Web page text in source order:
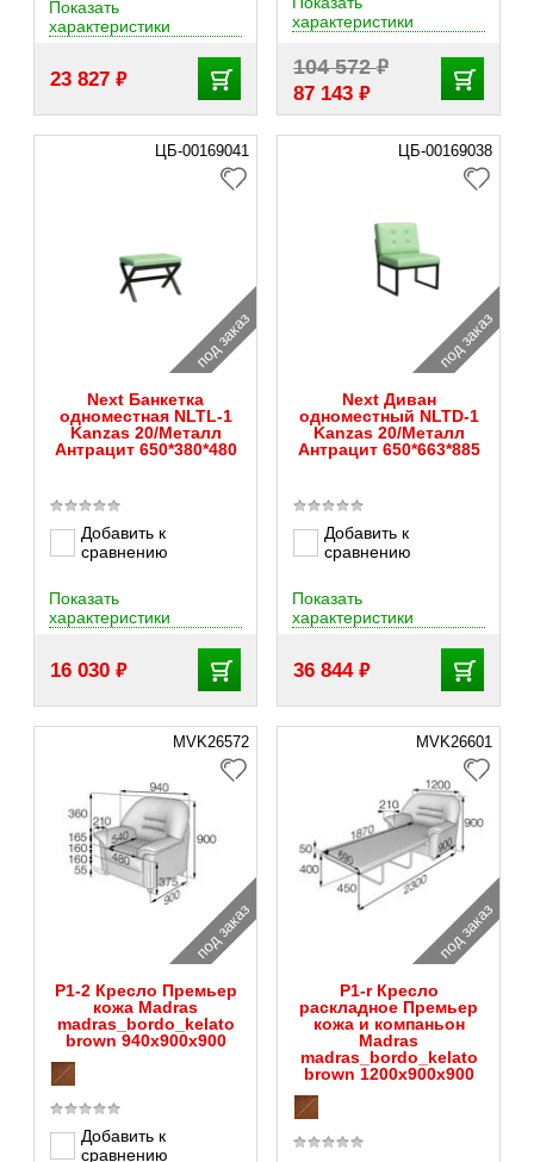
23 827 ₽
Показать
характеристики
104 572₽
87 143 ₽
характеристики
ЦБ-00169041
под заказ
Next Банкетка
одноместная NLTL-1
Kanzas 20/Металл
Антрацит 650*380*480
Добавить к
сравнению
16 030 ₽
Показать
характеристики
ЦБ-00169038
под заказ
Next Диван
одноместный NLTD-1
Kanzas 20/Металл
Антрацит 650*663*885
Добавить к
сравнению
36 844 ₽
Показать
характеристики
MVK26572
под заказ
P1-2 Кресло Премьер
кожа Madras
madras_bordo_kelato
brown 940х900х900
Добавить к
сравнению
MVK26601
под заказ
P1-r Кресло
раскладное Премьер
кожа и компаньон
Madras
madras_bordo_kelato
brown 1200х900х900